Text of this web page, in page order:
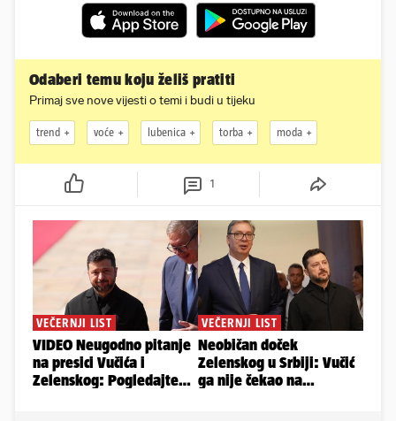
Odaberi temu koju želiš pratiti
Primaj sve nove vijesti o temi i budi u tijeku
trend voće lubenica torba moda
1